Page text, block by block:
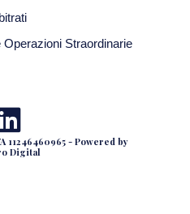
Straordinarie
11246460965 - Powered by
Digital